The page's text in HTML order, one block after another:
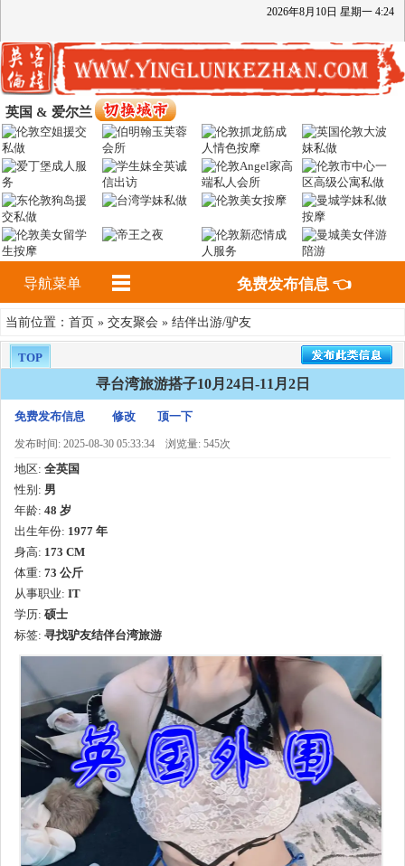
2026年8月 10日 星期一 4:24
英国 & 爱尔兰
导航菜单 免费发布信息 👈
当前位置： 首页 » 交友聚会 » 结伴出游/驴友
TOP
寻台湾旅游搭子10月24日-11月2日
免费发布信息 修改 顶一下
发布时间: 2025-08-30 05:33:34 浏览量: 545次
地区: 全英国
性别: 男
年龄: 48 岁
出生年份: 1977 年
身高: 173 CM
体重: 73 公斤
从事职业: IT
学历: 硕士
标签: 寻找驴友结伴台湾旅游